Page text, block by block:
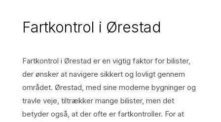
Fartkontrol i Ørestad
Fartkontrol i Ørestad er en vigtig faktor for bilister,
der ønsker at navigere sikkert og lovligt gennem
området. Ørestad, med sine moderne bygninger og
travle veje, tiltrækker mange bilister, men det
betyder også, at der ofte er fartkontroller. For at